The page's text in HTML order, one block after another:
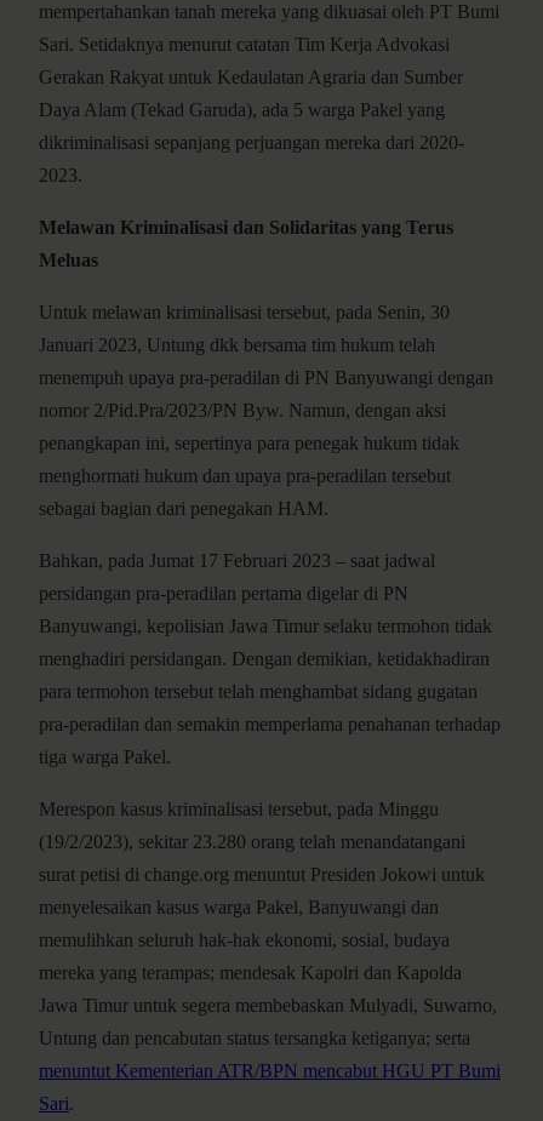
mempertahankan tanah mereka yang dikuasai oleh PT Bumi
Sari. Setidaknya menurut catatan Tim Kerja Advokasi
Gerakan Rakyat untuk Kedaulatan Agraria dan Sumber
Daya Alam (Tekad Garuda), ada 5 warga Pakel yang
dikriminalisasi sepanjang perjuangan mereka dari 2020-
2023.
Melawan Kriminalisasi dan Solidaritas yang Terus
Meluas
Untuk melawan kriminalisasi tersebut, pada Senin, 30
Januari 2023, Untung dkk bersama tim hukum telah
menempuh upaya pra-peradilan di PN Banyuwangi dengan
nomor 2/Pid.Pra/2023/PN Byw. Namun, dengan aksi
penangkapan ini, sepertinya para penegak hukum tidak
menghormati hukum dan upaya pra-peradilan tersebut
sebagai bagian dari penegakan HAM.
Bahkan, pada Jumat 17 Februari 2023 – saat jadwal
persidangan pra-peradilan pertama digelar di PN
Banyuwangi, kepolisian Jawa Timur selaku termohon tidak
menghadiri persidangan. Dengan demikian, ketidakhadiran
para termohon tersebut telah menghambat sidang gugatan
pra-peradilan dan semakin memperlama penahanan terhadap
tiga warga Pakel.
Merespon kasus kriminalisasi tersebut, pada Minggu
(19/2/2023), sekitar 23.280 orang telah menandatangani
surat petisi di change.org menuntut Presiden Jokowi untuk
menyelesaikan kasus warga Pakel, Banyuwangi dan
memulihkan seluruh hak-hak ekonomi, sosial, budaya
mereka yang terampas; mendesak Kapolri dan Kapolda
Jawa Timur untuk segera membebaskan Mulyadi, Suwarno,
Untung dan pencabutan status tersangka ketiganya; serta
menuntut Kementerian ATR/BPN mencabut HGU PT Bumi
Sari.